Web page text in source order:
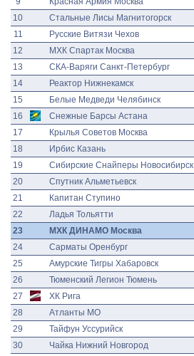
10
Стальные Лисы Магнитогорск
11
Русские Витязи Чехов
12
МХК Спартак Москва
13
СКА-Варяги Санкт-Петербург
14
Реактор Нижнекамск
15
Белые Медведи Челябинск
16
Снежные Барсы Астана
17
Крылья Советов Москва
18
Ирбис Казань
19
Сибирские Снайперы Новосибирск
20
Спутник Альметьевск
21
Капитан Ступино
22
Ладья Тольятти
23
МХК ДИНАМО Москва
24
Сарматы Оренбург
25
Амурские Тигры Хабаровск
26
Тюменский Легион Тюмень
27
ХК Рига
28
Атланты МО
29
Тайфун Уссурийск
30
Чайка Нижний Новгород